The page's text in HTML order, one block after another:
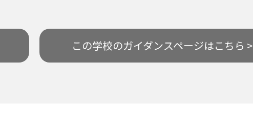
この学校のガイダンスページはこちら >